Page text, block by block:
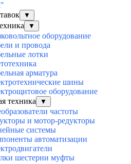
▼
▼
оборудование
и провода
лотки
арматура
шины
оборудование
техника
▼
частоты
и мотор-редукторы
системы
автоматизации
шестерни муфты